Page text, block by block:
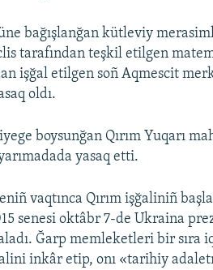
bağışlanğan kütleviy
tarafından teşkil etilgen
işğal etilgen soñ Aqmescit
oldı.
boysunğan Qırım Yuqarı
yasaq etti.
vaqtınca Qırım işğaliniñ
senesi oktâbr 7-de Ukraina
Ğarp memleketleri bir sıra
inkâr etip, onı «tarihiy